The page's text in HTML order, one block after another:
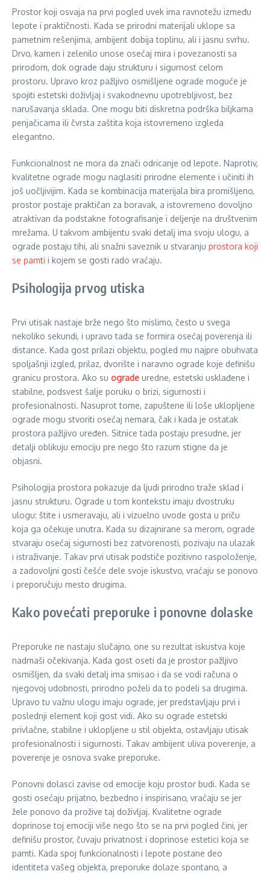
Prostor koji osvaja na prvi pogled uvek ima ravnotežu između
lepote i praktičnosti. Kada se prirodni materijali uklope sa
pametnim rešenjima, ambijent dobija toplinu, ali i jasnu svrhu.
Drvo, kamen i zelenilo unose osećaj mira i povezanosti sa
prirodom, dok ograde daju strukturu i sigurnost celom
prostoru. Upravo kroz pažljivo osmišljene ograde moguće je
spojiti estetski doživljaj i svakodnevnu upotrebljivost, bez
narušavanja sklada. One mogu biti diskretna podrška biljkama
penjačicama ili čvrsta zaštita koja istovremeno izgleda
elegantno.
Funkcionalnost ne mora da znači odricanje od lepote. Naprotiv,
kvalitetne ograde mogu naglasiti prirodne elemente i učiniti ih
još uočljivijim. Kada se kombinacija materijala bira promišljeno,
prostor postaje praktičan za boravak, a istovremeno dovoljno
atraktivan da podstakne fotografisanje i deljenje na društvenim
mrežama. U takvom ambijentu svaki detalj ima svoju ulogu, a
ograde postaju tihi, ali snažni saveznik u stvaranju prostora koji
se pamti i kojem se gosti rado vraćaju.
Psihologija prvog utiska
Prvi utisak nastaje brže nego što mislimo, često u svega
nekoliko sekundi, i upravo tada se formira osećaj poverenja ili
distance. Kada gost prilazi objektu, pogled mu najpre obuhvata
spoljašnji izgled, prilaz, dvorište i naravno ograde koje definišu
granicu prostora. Ako su ograde uredne, estetski usklađene i
stabilne, podsvest šalje poruku o brizi, sigurnosti i
profesionalnosti. Nasuprot tome, zapuštene ili loše uklopljene
ograde mogu stvoriti osećaj nemara, čak i kada je ostatak
prostora pažljivo uređen. Sitnice tada postaju presudne, jer
detalji oblikuju emociju pre nego što razum stigne da je
objasni.
Psihologija prostora pokazuje da ljudi prirodno traže sklad i
jasnu strukturu. Ograde u tom kontekstu imaju dvostruku
ulogu: štite i usmeravaju, ali i vizuelno uvode gosta u priču
koja ga očekuje unutra. Kada su dizajnirane sa merom, ograde
stvaraju osećaj sigurnosti bez zatvorenosti, pozivaju na ulazak
i istraživanje. Takav prvi utisak podstiče pozitivno raspoloženje,
a zadovoljni gosti češće dele svoje iskustvo, vraćaju se ponovo
i preporučuju mesto drugima.
Kako povećati preporuke i ponovne dolaske
Preporuke ne nastaju slučajno, one su rezultat iskustva koje
nadmaši očekivanja. Kada gost oseti da je prostor pažljivo
osmišljen, da svaki detalj ima smisao i da se vodi računa o
njegovoj udobnosti, prirodno poželi da to podeli sa drugima.
Upravo tu važnu ulogu imaju ograde, jer predstavljaju prvi i
poslednji element koji gost vidi. Ako su ograde estetski
privlačne, stabilne i uklopljene u stil objekta, ostavljaju utisak
profesionalnosti i sigurnosti. Takav ambijent uliva poverenje, a
poverenje je osnova svake preporuke.
Ponovni dolasci zavise od emocije koju prostor budi. Kada se
gosti osećaju prijatno, bezbedno i inspirisano, vraćaju se jer
žele ponovo da prožive taj doživljaj. Kvalitetne ograde
doprinose toj emociji više nego što se na prvi pogled čini, jer
definišu prostor, čuvaju privatnost i doprinose estetici koja se
pamti. Kada spoj funkcionalnosti i lepote postane deo
identiteta vašeg objekta, preporuke dolaze spontano, a